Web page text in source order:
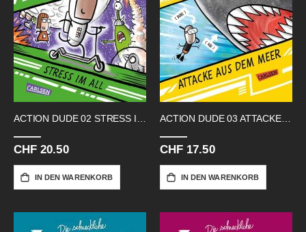
CHF 20.50
IN DEN WARENKORB
ACTION DUDE 03 ATTACKE AUS DEM MEER
CHF 17.50
IN DEN WARENKORB